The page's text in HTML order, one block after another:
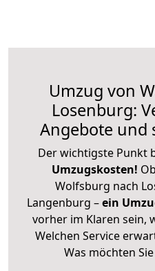
Umzug von
Losenburg:
Angebote und
Der wichtigste Punkt
Umzugskosten!
Wolfsburg nach
Langenburg –ein
vorher im Klaren sein,
Welchen Service
Was möchten